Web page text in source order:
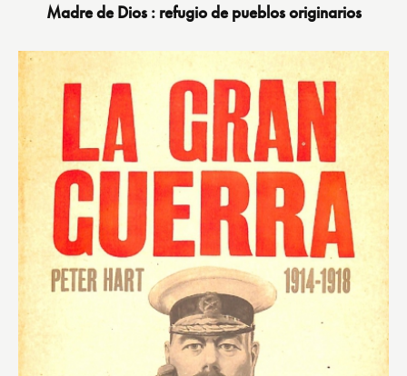
Madre de Dios : refugio de pueblos originarios